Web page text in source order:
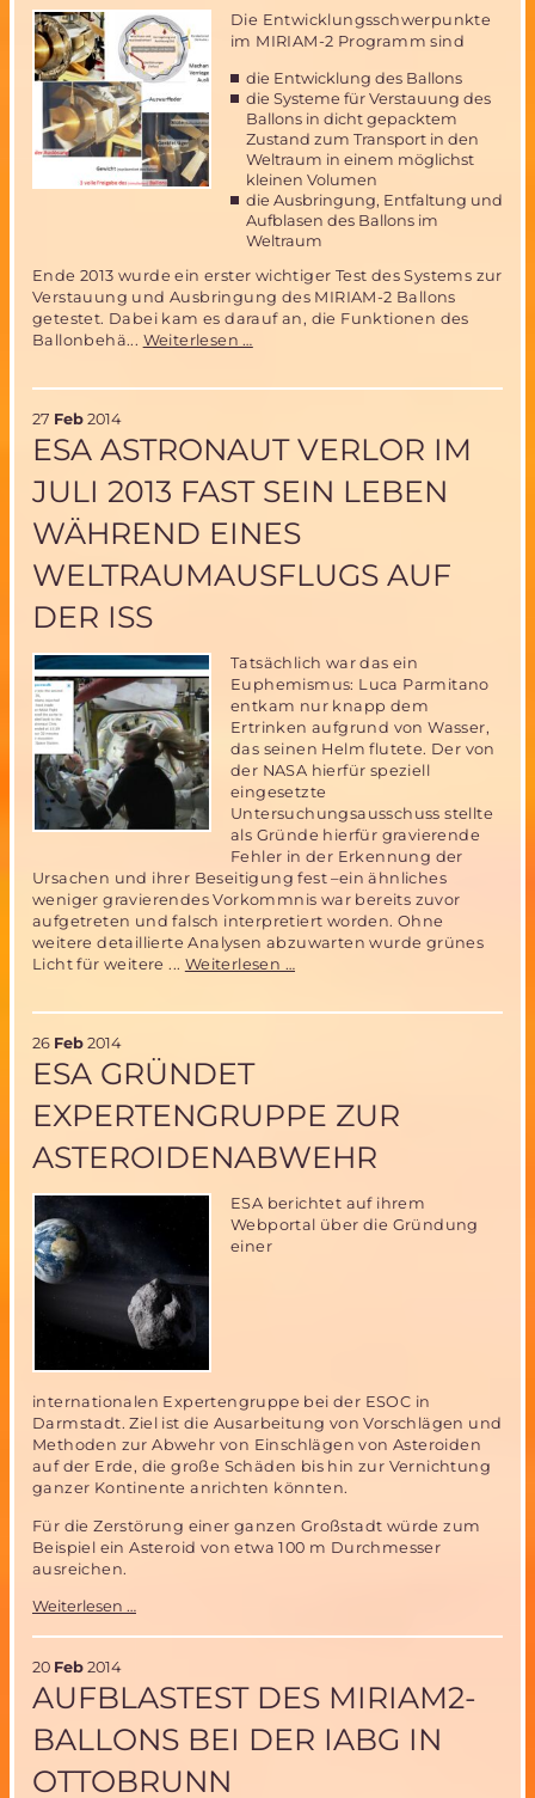
November
2014
gesucht
Die Entwicklungsschwerpunkte
im MIRIAM-2 Programm sind
die Entwicklung des Ballons
die Systeme für Verstauung des
Ballons in dicht gepacktem
Zustand zum Transport in den
Weltraum in einem möglichst
kleinen Volumen
die Ausbringung, Entfaltung und
Aufblasen des Ballons im
Weltraum
Ende 2013 wurde ein erster wichtiger Test des Systems zur
Verstauung und Ausbringung des MIRIAM-2 Ballons
getestet. Dabei kam es darauf an, die Funktionen des
Ballonbehä... Weiterlesen …
Ballon-
27 Feb 2014
ESA ASTRONAUT VERLOR IM
JULI 2013 FAST SEIN LEBEN
WÄHREND EINES
WELTRAUMAUSFLUGS AUF
DER ISS
Tatsächlich war das ein
Euphemismus: Luca Parmitano
entkam nur knapp dem
Ertrinken aufgrund von Wasser,
das seinen Helm flutete. Der von
der NASA hierfür speziell
eingesetzte
Untersuchungsausschuss stellte
als Gründe hierfür gravierende
Fehler in der Erkennung der
Ursachen und ihrer Beseitigung fest –ein ähnliches
weniger gravierendes Vorkommnis war bereits zuvor
aufgetreten und falsch interpretiert worden. Ohne
weitere detaillierte Analysen abzuwarten wurde grünes
Licht für weitere ... Weiterlesen …
sein
während
Weltraumausflugs
auf
26 Feb 2014
ESA GRÜNDET
EXPERTENGRUPPE ZUR
ASTEROIDENABWEHR
ESA berichtet auf ihrem
Webportal über die Gründung
einer
internationalen Expertengruppe bei der ESOC in
Darmstadt. Ziel ist die Ausarbeitung von Vorschlägen und
Methoden zur Abwehr von Einschlägen von Asteroiden
auf der Erde, die große Schäden bis hin zur Vernichtung
ganzer Kontinente anrichten könnten.
Für die Zerstörung einer ganzen Großstadt würde zum
Beispiel ein Asteroid von etwa 100 m Durchmesser
ausreichen.
Weiterlesen …
Asteroidenabwehr
20 Feb 2014
AUFBLASTEST DES MIRIAM2-
BALLONS BEI DER IABG IN
OTTOBRUNN